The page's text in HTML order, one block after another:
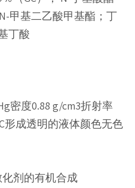
甲基二乙酸甲基酯；丁
丁酸
密度0.88 g/cm3折射率
形成透明的液体颜色无色
剂的有机合成